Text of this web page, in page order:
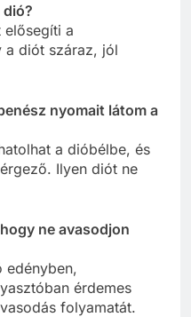
dió?
elősegíti a
a diót száraz, jól
nyomait látom a
a dióbélbe, és
Ilyen diót ne
ne avasodjon
edényben,
érdemes
folyamatát.